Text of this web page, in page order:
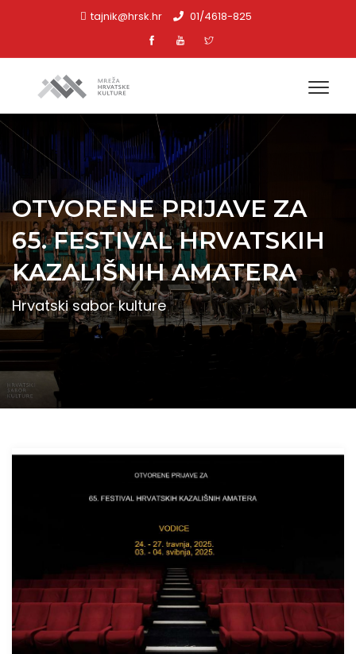
tajnik@hrsk.hr 01/4618-825
OTVORENE PRIJAVE ZA
65. FESTIVAL HRVATSKIH
KAZALIŠNIH AMATERA
Hrvatski sabor kulture